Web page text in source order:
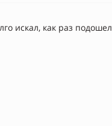
искал, как раз подошел